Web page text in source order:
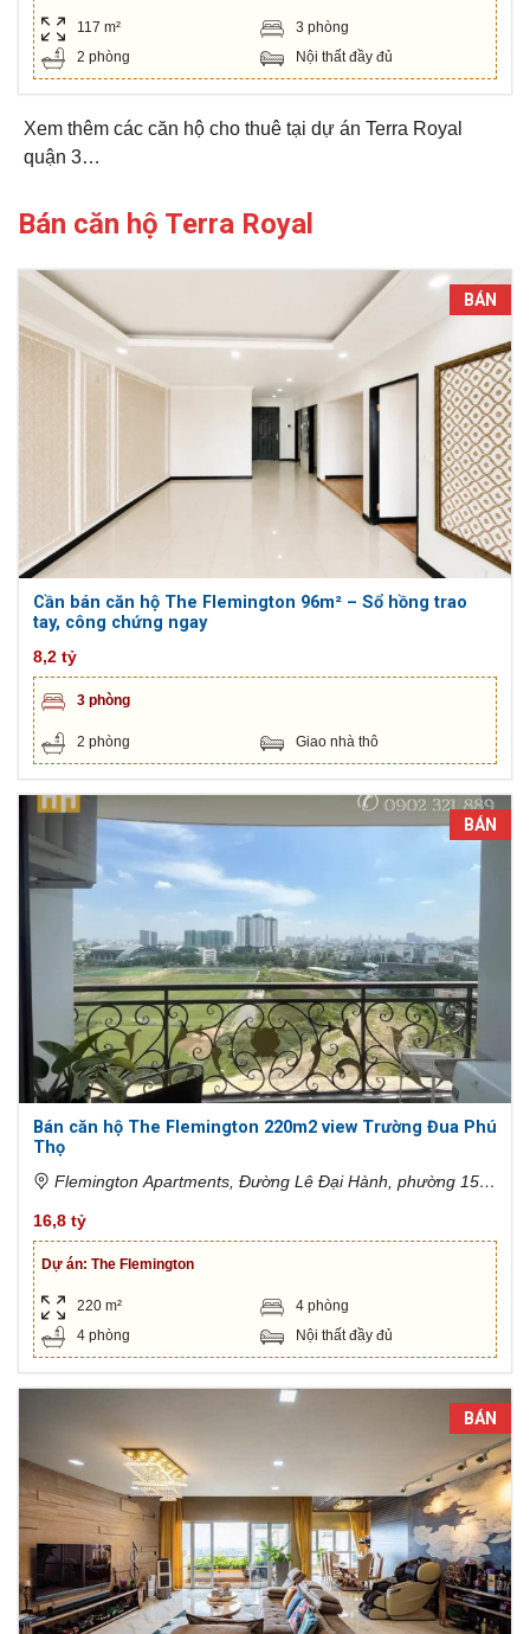
117 m²
3 phòng
2 phòng
Nội thất đầy đủ
Xem thêm các căn hộ cho thuê tại dự án Terra Royal
quận 3…
Bán căn hộ Terra Royal
BÁN
Cần bán căn hộ The Flemington 96m² – Sổ hồng trao
tay, công chứng ngay
8,2 tỷ
3 phòng
2 phòng Giao nhà thô
BÁN
Bán căn hộ The Flemington 220m2 view Trường Đua Phú
Thọ
16,8 tỷ
Dự án: The Flemington
220 m²
4 phòng
4 phòng
Nội thất đầy đủ
BÁN